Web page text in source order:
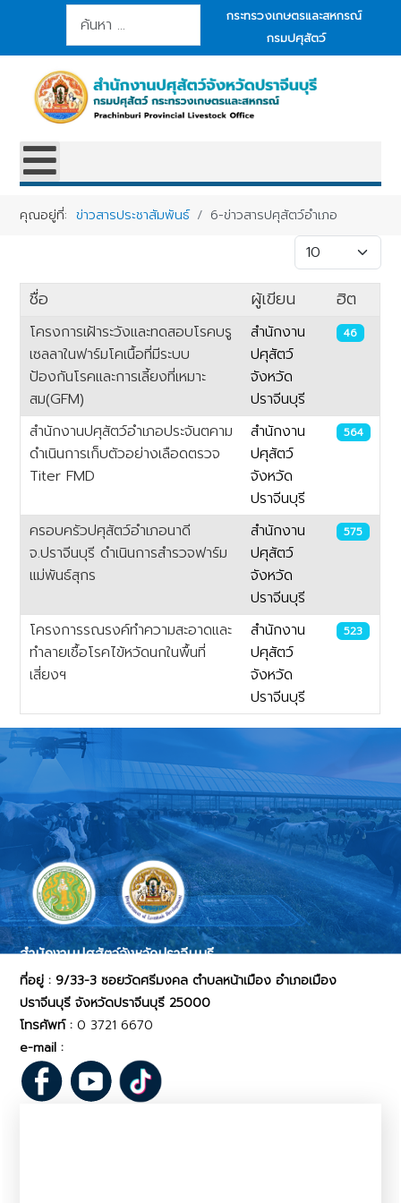
การค้นหา
กระทรวงเกษตรและสหกรณ์
กรมปศุสัตว์
คุณอยู่ที่:ข่าวสารประชาสัมพันธ์
6-ข่าวสารปศุสัตว์อำเภอ
แสดง #
เนื้อหา
ชื่อ ผู้เขียน ฮิต
โครงการเฝ้าระวังและทดสอบโรคบรู
เซลลาในฟาร์มโคเนื้อที่มีระบบ
ป้องกันโรคและการเลี้ยงที่เหมาะ
สม(GFM)
สำนักงาน
ปศุสัตว์
จังหวัด
ปราจีนบุรี
46
สำนักงานปศุสัตว์อำเภอประจันตคาม
ดำเนินการเก็บตัวอย่างเลือดตรวจ
Titer FMD
สำนักงาน
ปศุสัตว์
จังหวัด
ปราจีนบุรี
564
ครอบครัวปศุสัตว์อำเภอนาดี
จ.ปราจีนบุรี ดำเนินการสำรวจฟาร์ม
แม่พันธ์สุกร
สำนักงาน
ปศุสัตว์
จังหวัด
ปราจีนบุรี
575
โครงการรณรงค์ทำความสะอาดและ
ทำลายเชื้อโรคไข้หวัดนกในพื้นที่
เสี่ยงฯ
สำนักงาน
ปศุสัตว์
จังหวัด
ปราจีนบุรี
523
สำนักงานปศุสัตว์จังหวัดปราจีนบุรี
ที่อยู่ : 9/33-3 ซอยวัดศรีมงคล ตำบลหน้าเมือง อำเภอเมือง
ปราจีนบุรี จังหวัดปราจีนบุรี 25000
โทรศัพท์ : 0 3721 6670
e-mail :